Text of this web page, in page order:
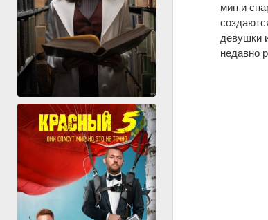
мин и
девушки
недавно